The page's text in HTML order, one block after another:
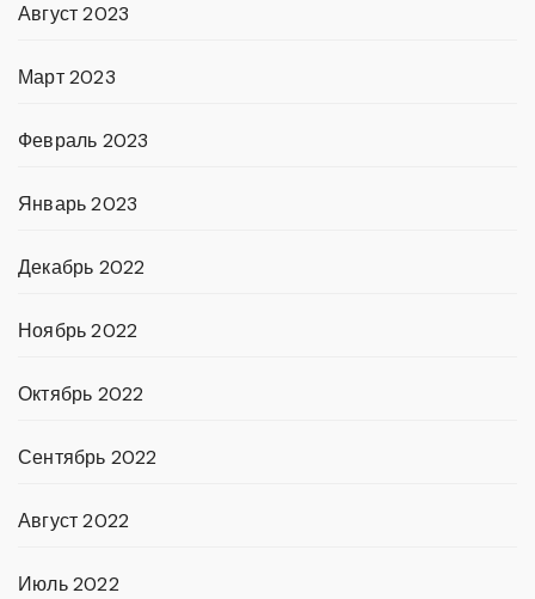
Август 2023
Март 2023
Февраль 2023
Январь 2023
Декабрь 2022
Ноябрь 2022
Октябрь 2022
Сентябрь 2022
Август 2022
Июль 2022